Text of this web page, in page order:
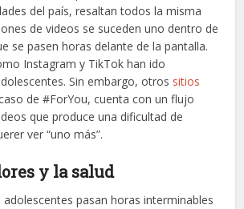
del país, resaltan todos la misma
de videos se suceden uno dentro de
se pasen horas delante de la pantalla.
Instagram y TikTok han ido
Sin embargo, otros sitios
de #ForYou, cuenta con un flujo
que produce una dificultad de
ver “uno más”.
y la salud
adolescentes pasan horas interminables